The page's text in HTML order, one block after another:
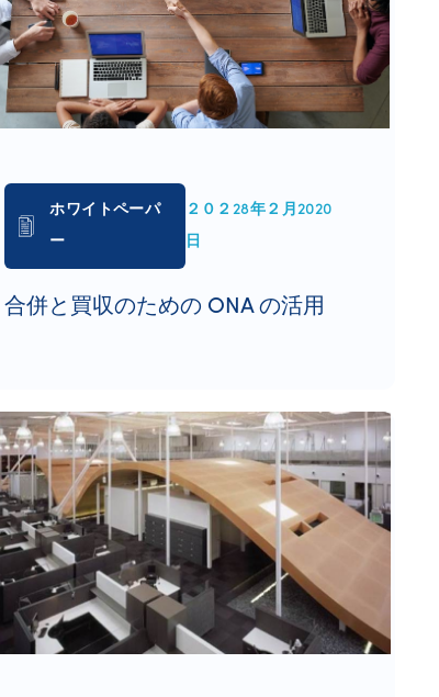
ホワイトペーパ
ー
２０２28年２月2020
日
合併と買収のための ONA の活用